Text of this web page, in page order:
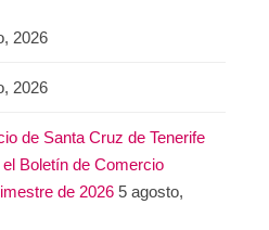
2026
2026
de Santa Cruz de Tenerife
Boletín de Comercio
de 2026 5 agosto,